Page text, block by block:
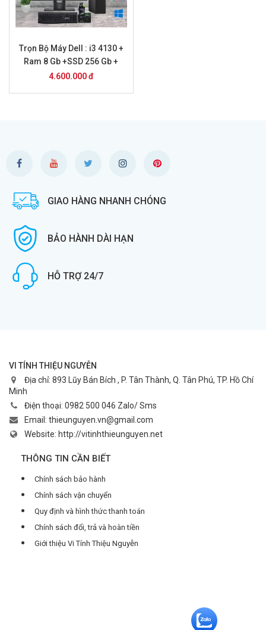
Trọn Bộ Máy Dell : i3 4130 +
Ram 8 Gb +SSD 256 Gb +
Màn Hình 20
4.600.000 đ
GIAO HÀNG NHANH CHÓNG
BẢO HÀNH DÀI HẠN
HỖ TRỢ 24/7
VI TÍNH THIỆU NGUYỄN
Địa chỉ: 893 Lũy Bán Bích , P. Tân Thành, Q. Tân Phú, TP. Hồ Chí
Minh
Điện thoại: 0982 500 046 Zalo/ Sms
Email: thieunguyen.vn@gmail.com
Website: http://vitinhthieunguyen.net
THÔNG TIN CẦN BIẾT
Chính sách bảo hành
Chính sách vận chuyển
Quy định và hình thức thanh toán
Chính sách đổi, trả và hoàn tiền
Giới thiệu Vi Tính Thiệu Nguyễn